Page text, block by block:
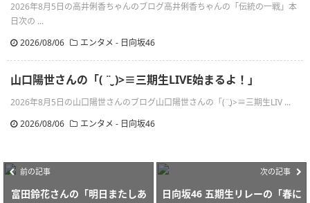
2026年8月5日の高井俐香ちゃんのブログ高井俐香ちゃんの「伝統の一戦」本
日次の ...
2026/08/06
エンタメ - 日向坂46
山口陽世さんの「( ¨̮ )>≡三期生LIVE始まるよ！」
2026年8月5日の山口陽世さんのブログ山口陽世さんの「(¨̮)>≡三期生LIV ...
2026/08/06
エンタメ - 日向坂46
前の記事
富田鈴花さんの「明日またしあ
次の記事
日向坂46 五期生リレーの「春に